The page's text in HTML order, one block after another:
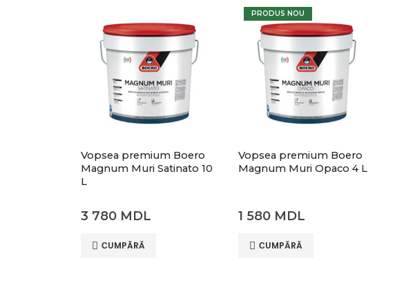
Vopsea premium Boero
Magnum Muri Satinato 10
L
3 780 MDL
СUMPĂRĂ
PRODUS NOU
Vopsea premium Boero
Magnum Muri Opaco 4 L
1 580 MDL
СUMPĂRĂ